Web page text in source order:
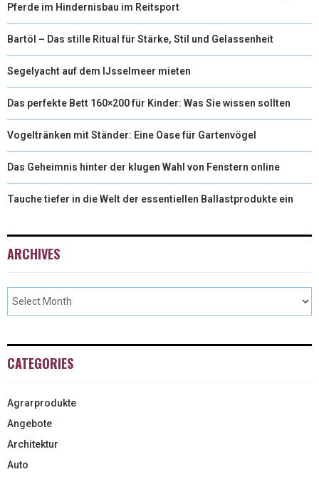
Pferde im Hindernisbau im Reitsport
Bartöl – Das stille Ritual für Stärke, Stil und Gelassenheit
Segelyacht auf dem IJsselmeer mieten
Das perfekte Bett 160×200 für Kinder: Was Sie wissen sollten
Vogeltränken mit Ständer: Eine Oase für Gartenvögel
Das Geheimnis hinter der klugen Wahl von Fenstern online
Tauche tiefer in die Welt der essentiellen Ballastprodukte ein
ARCHIVES
CATEGORIES
Agrarprodukte
Angebote
Architektur
Auto